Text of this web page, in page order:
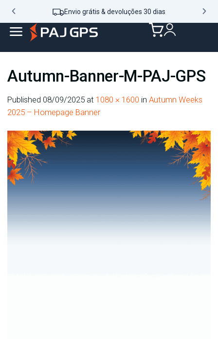
Envio grátis & devoluções 30 dias
Autumn-Banner-M-PAJ-GPS
Published 08/09/2025 at 1080 × 1600 in Autumn Weeks
2025 – Homepage Banner